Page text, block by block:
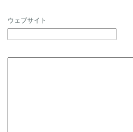
ウェブサイト